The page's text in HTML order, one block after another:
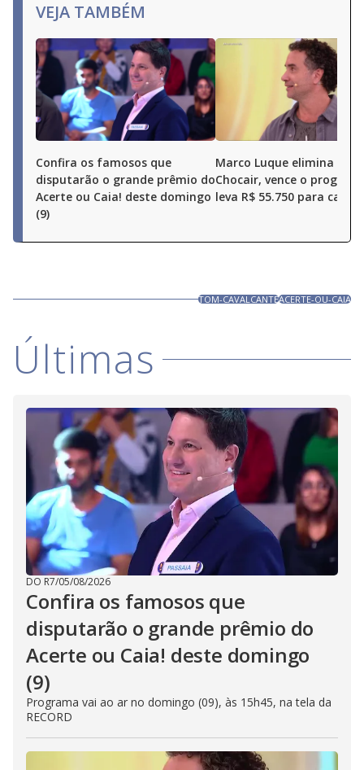
VEJA TAMBÉM
Confira os famosos que
disputarão o grande prêmio do
Acerte ou Caia! deste domingo
(9)
Marco Luque elimina
Chocair, vence o
leva R$ 55.750 para casa
TOM-CAVALCANTEACERTE-OU-CAIA
Últimas
DO R7/05/08/2026
Confira os famosos que
disputarão o grande prêmio do
Acerte ou Caia! deste domingo
(9)
Programa vai ao ar no domingo (09), às 15h45, na tela da
RECORD